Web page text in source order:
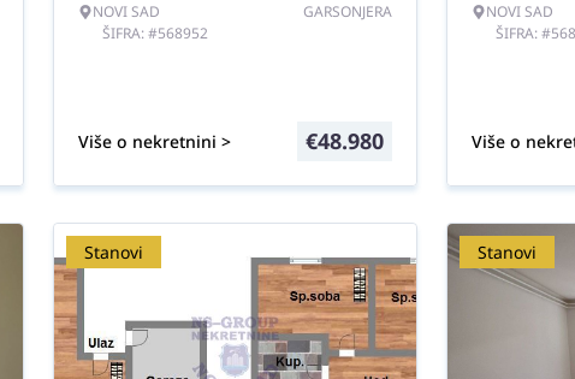
NOVI SAD
ŠIFRA: #568952
GARSONJERA
Više o nekretnini > €48.980
NOVI SAD
ŠIFRA:
Više o
Stanovi Stanovi